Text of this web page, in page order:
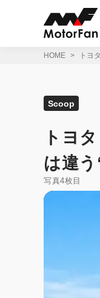
HOME トヨタ
Scoop
トヨ
は違
写真4枚目